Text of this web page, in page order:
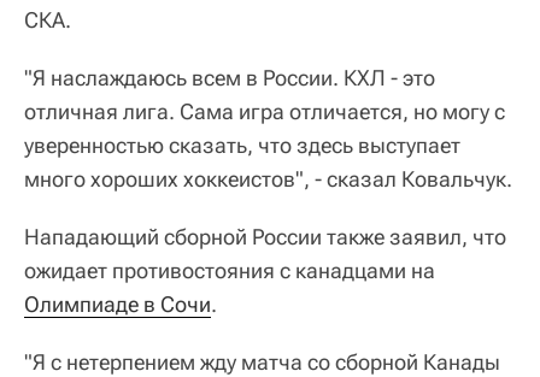
СКА.
"Я наслаждаюсь всем в России. КХЛ - это
отличная лига. Сама игра отличается, но могу с
уверенностью сказать, что здесь выступает
много хороших хоккеистов", - сказал Ковальчук.
Нападающий сборной России также заявил, что
ожидает противостояния с канадцами на
Олимпиаде в Сочи.
"Я с нетерпением жду матча со сборной Канады